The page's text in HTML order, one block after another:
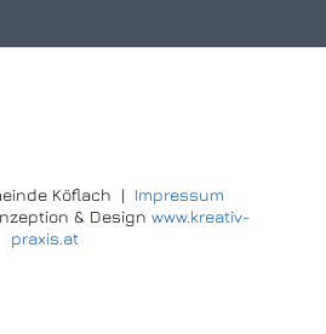
Köflach | Impressum
& Design www.kreativ-
praxis.at